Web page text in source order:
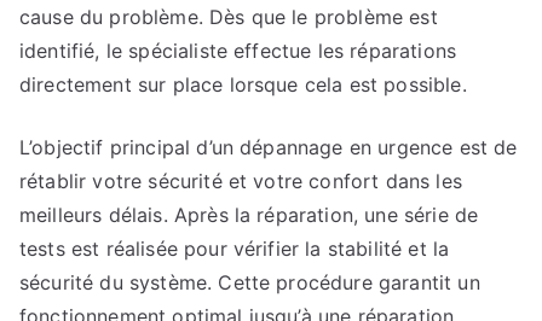
cause du problème. Dès que le problème est
identifié, le spécialiste effectue les réparations
directement sur place lorsque cela est possible.
L’objectif principal d’un dépannage en urgence est de
rétablir votre sécurité et votre confort dans les
meilleurs délais. Après la réparation, une série de
tests est réalisée pour vérifier la stabilité et la
sécurité du système. Cette procédure garantit un
fonctionnement optimal jusqu’à une réparation